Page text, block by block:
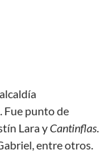
Fue punto de
Lara yCantinflas.
entre otros.